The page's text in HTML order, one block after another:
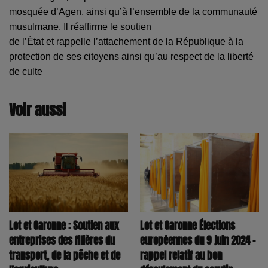
mosquée d’Agen, ainsi qu’à l’ensemble de la communauté
musulmane. Il réaffirme le soutien
de l’État et rappelle l’attachement de la République à la
protection de ses citoyens ainsi qu’au respect de la liberté
de culte
Voir aussi
Lot et Garonne : Soutien aux
entreprises des filières du
transport, de la pêche et de
Lot et Garonne Élections
européennes du 9 juin 2024 -
rappel relatif au bon